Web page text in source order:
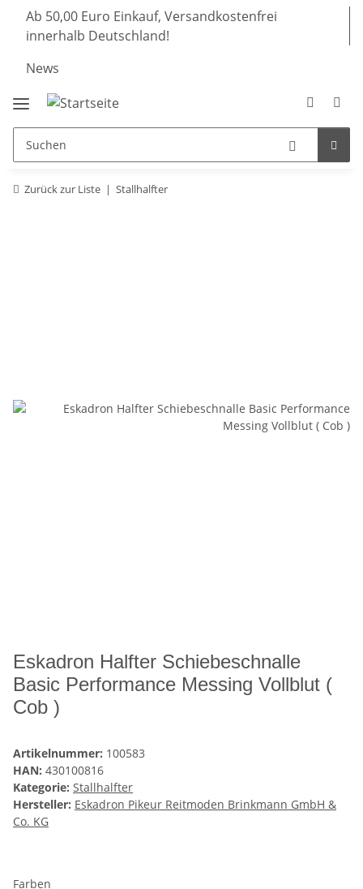
Ab 50,00 Euro Einkauf, Versandkostenfrei
innerhalb Deutschland!
News
Zurück zur Liste Stallhalfter
Eskadron Halfter Schiebeschnalle
Basic Performance Messing Vollblut (
Cob )
Artikelnummer: 100583
HAN: 430100816
Kategorie: Stallhalfter
Hersteller: Eskadron Pikeur Reitmoden Brinkmann GmbH &
Co. KG
Farben